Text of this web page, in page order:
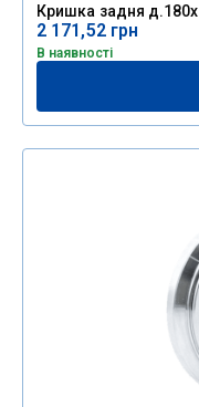
Кришка задня
2 171,52 грн
В наявності